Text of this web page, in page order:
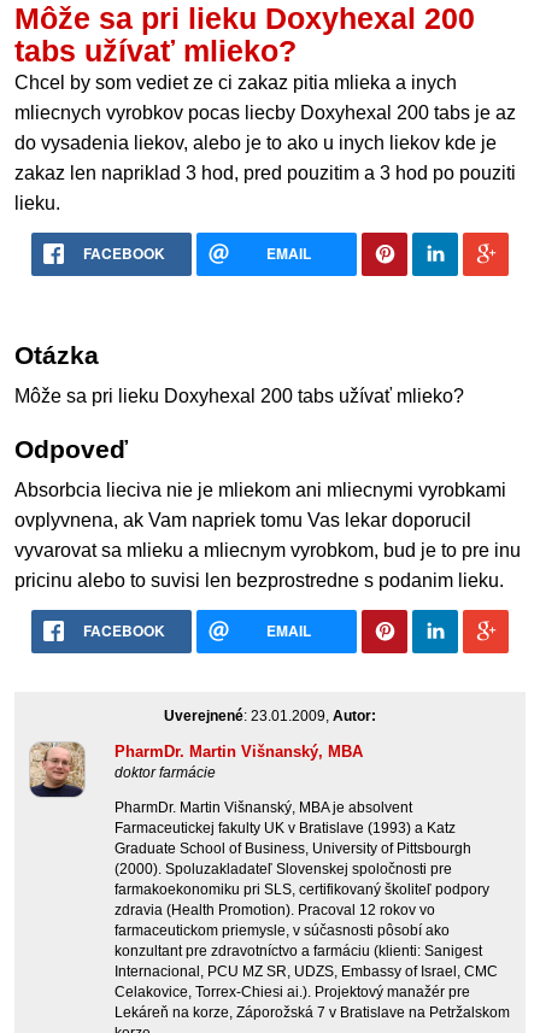
Môže sa pri lieku Doxyhexal 200
tabs užívať mlieko?
Chcel by som vediet ze ci zakaz pitia mlieka a inych
mliecnych vyrobkov pocas liecby Doxyhexal 200 tabs je az
do vysadenia liekov, alebo je to ako u inych liekov kde je
zakaz len napriklad 3 hod, pred pouzitim a 3 hod po pouziti
lieku.
FACEBOOK EMAIL
Otázka
Môže sa pri lieku Doxyhexal 200 tabs užívať mlieko?
Odpoveď
Absorbcia lieciva nie je mliekom ani mliecnymi vyrobkami
ovplyvnena, ak Vam napriek tomu Vas lekar doporucil
vyvarovat sa mlieku a mliecnym vyrobkom, bud je to pre inu
pricinu alebo to suvisi len bezprostredne s podanim lieku.
FACEBOOK EMAIL
Uverejnené: 23.01.2009, Autor:
PharmDr. Martin Višnanský, MBA
doktor farmácie
PharmDr. Martin Višnanský, MBA je absolvent
Farmaceutickej fakulty UK v Bratislave (1993) a Katz
Graduate School of Business, University of Pittsbourgh
(2000). Spoluzakladateľ Slovenskej spoločnosti pre
farmakoekonomiku pri SLS, certifikovaný školiteľ podpory
zdravia (Health Promotion). Pracoval 12 rokov vo
farmaceutickom priemysle, v súčasnosti pôsobí ako
konzultant pre zdravotníctvo a farmáciu (klienti: Sanigest
Internacional, PCU MZ SR, UDZS, Embassy of Israel, CMC
Celakovice, Torrex-Chiesi ai.). Projektový manažér pre
Lekáreň na korze, Záporožská 7 v Bratislave na Petržalskom